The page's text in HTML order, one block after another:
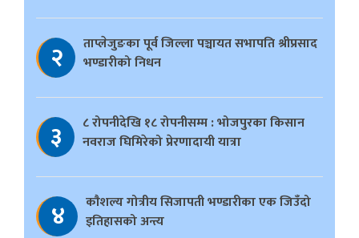
२
ताप्लेजुङका पूर्व जिल्ला पञ्चायत सभापति श्रीप्रसाद
भण्डारीको निधन
३
८ रोपनीदेखि १८ रोपनीसम्म : भोजपुरका किसान
नवराज घिमिरेको प्रेरणादायी यात्रा
४
काैशल्य गोत्रीय सिजापती भण्डारीका एक जिउँदो
इतिहासको अन्त्य